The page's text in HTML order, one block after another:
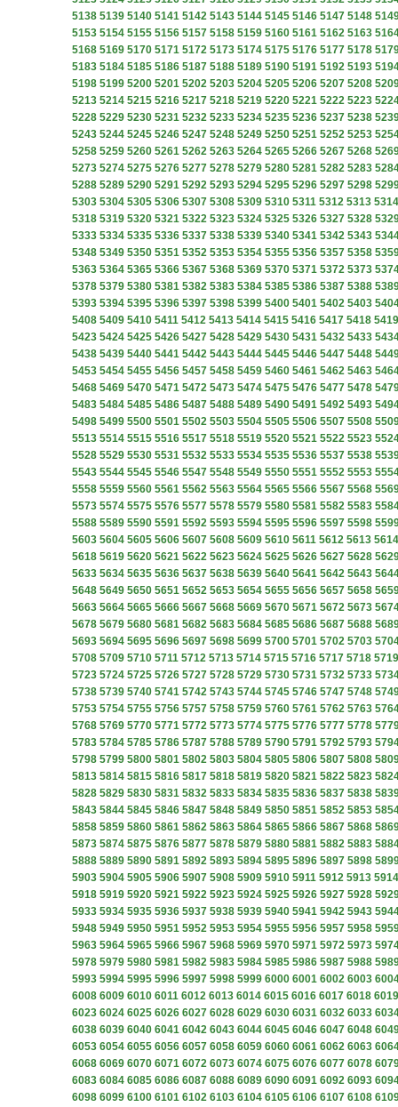
5138 5139 5140 5141 5142 5143 5144 5145 5146 5147 5148
5153 5154 5155 5156 5157 5158 5159 5160 5161 5162 5163
5168 5169 5170 5171 5172 5173 5174 5175 5176 5177 5178
5183 5184 5185 5186 5187 5188 5189 5190 5191 5192 5193
5198 5199 5200 5201 5202 5203 5204 5205 5206 5207 5208
5213 5214 5215 5216 5217 5218 5219 5220 5221 5222 5223
5228 5229 5230 5231 5232 5233 5234 5235 5236 5237 5238
5243 5244 5245 5246 5247 5248 5249 5250 5251 5252 5253
5258 5259 5260 5261 5262 5263 5264 5265 5266 5267 5268
5273 5274 5275 5276 5277 5278 5279 5280 5281 5282 5283
5288 5289 5290 5291 5292 5293 5294 5295 5296 5297 5298
5303 5304 5305 5306 5307 5308 5309 5310 5311 5312 5313 5314
5318 5319 5320 5321 5322 5323 5324 5325 5326 5327 5328
5333 5334 5335 5336 5337 5338 5339 5340 5341 5342 5343
5348 5349 5350 5351 5352 5353 5354 5355 5356 5357 5358
5363 5364 5365 5366 5367 5368 5369 5370 5371 5372 5373
5378 5379 5380 5381 5382 5383 5384 5385 5386 5387 5388
5393 5394 5395 5396 5397 5398 5399 5400 5401 5402 5403
5408 5409 5410 5411 5412 5413 5414 5415 5416 5417 5418 5419
5423 5424 5425 5426 5427 5428 5429 5430 5431 5432 5433
5438 5439 5440 5441 5442 5443 5444 5445 5446 5447 5448
5453 5454 5455 5456 5457 5458 5459 5460 5461 5462 5463
5468 5469 5470 5471 5472 5473 5474 5475 5476 5477 5478
5483 5484 5485 5486 5487 5488 5489 5490 5491 5492 5493
5498 5499 5500 5501 5502 5503 5504 5505 5506 5507 5508
5513 5514 5515 5516 5517 5518 5519 5520 5521 5522 5523
5528 5529 5530 5531 5532 5533 5534 5535 5536 5537 5538
5543 5544 5545 5546 5547 5548 5549 5550 5551 5552 5553
5558 5559 5560 5561 5562 5563 5564 5565 5566 5567 5568
5573 5574 5575 5576 5577 5578 5579 5580 5581 5582 5583
5588 5589 5590 5591 5592 5593 5594 5595 5596 5597 5598
5603 5604 5605 5606 5607 5608 5609 5610 5611 5612 5613 5614
5618 5619 5620 5621 5622 5623 5624 5625 5626 5627 5628
5633 5634 5635 5636 5637 5638 5639 5640 5641 5642 5643
5648 5649 5650 5651 5652 5653 5654 5655 5656 5657 5658
5663 5664 5665 5666 5667 5668 5669 5670 5671 5672 5673
5678 5679 5680 5681 5682 5683 5684 5685 5686 5687 5688
5693 5694 5695 5696 5697 5698 5699 5700 5701 5702 5703
5708 5709 5710 5711 5712 5713 5714 5715 5716 5717 5718 5719
5723 5724 5725 5726 5727 5728 5729 5730 5731 5732 5733
5738 5739 5740 5741 5742 5743 5744 5745 5746 5747 5748
5753 5754 5755 5756 5757 5758 5759 5760 5761 5762 5763
5768 5769 5770 5771 5772 5773 5774 5775 5776 5777 5778
5783 5784 5785 5786 5787 5788 5789 5790 5791 5792 5793
5798 5799 5800 5801 5802 5803 5804 5805 5806 5807 5808
5813 5814 5815 5816 5817 5818 5819 5820 5821 5822 5823
5828 5829 5830 5831 5832 5833 5834 5835 5836 5837 5838
5843 5844 5845 5846 5847 5848 5849 5850 5851 5852 5853
5858 5859 5860 5861 5862 5863 5864 5865 5866 5867 5868
5873 5874 5875 5876 5877 5878 5879 5880 5881 5882 5883
5888 5889 5890 5891 5892 5893 5894 5895 5896 5897 5898
5903 5904 5905 5906 5907 5908 5909 5910 5911 5912 5913 5914
5918 5919 5920 5921 5922 5923 5924 5925 5926 5927 5928
5933 5934 5935 5936 5937 5938 5939 5940 5941 5942 5943
5948 5949 5950 5951 5952 5953 5954 5955 5956 5957 5958
5963 5964 5965 5966 5967 5968 5969 5970 5971 5972 5973
5978 5979 5980 5981 5982 5983 5984 5985 5986 5987 5988
5993 5994 5995 5996 5997 5998 5999 6000 6001 6002 6003
6008 6009 6010 6011 6012 6013 6014 6015 6016 6017 6018 6019
6023 6024 6025 6026 6027 6028 6029 6030 6031 6032 6033
6038 6039 6040 6041 6042 6043 6044 6045 6046 6047 6048
6053 6054 6055 6056 6057 6058 6059 6060 6061 6062 6063
6068 6069 6070 6071 6072 6073 6074 6075 6076 6077 6078
6083 6084 6085 6086 6087 6088 6089 6090 6091 6092 6093
6098 6099 6100 6101 6102 6103 6104 6105 6106 6107 6108